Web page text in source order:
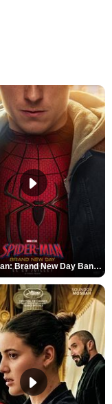
Spider-Man: Brand New Day Bande-annonce VO STFR